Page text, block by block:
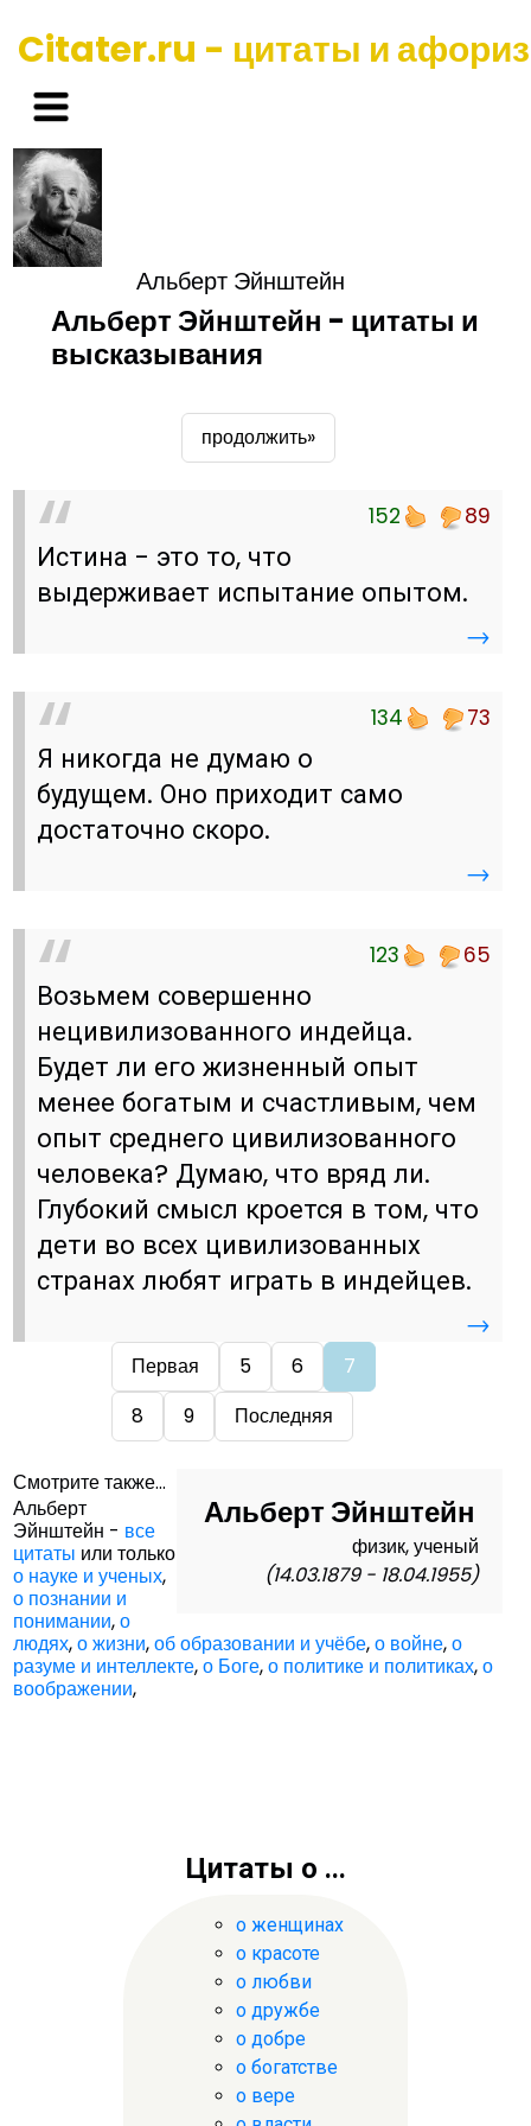
Citater.ru - цитаты и
Альберт Эйнштейн
Альберт Эйнштейн - цитаты и
высказывания
продолжить»
152 89
Истина - это то, что
выдерживает испытание опытом.
→
134 73
Я никогда не думаю о
будущем. Оно приходит само
достаточно скоро.
→
123 65
Возьмем совершенно
нецивилизованного индейца.
Будет ли его жизненный опыт
менее богатым и счастливым, чем
опыт среднего цивилизованного
человека? Думаю, что вряд ли.
Глубокий смысл кроется в том, что
дети во всех цивилизованных
странах любят играть в индейцев.
→
Первая 5 6
7
8
9 Последняя
Альберт Эйнштейн
физик, ученый
(14.03.1879 - 18.04.1955)
Смотрите также...
Альберт
Эйнштейн - все
цитаты или только
о науке и ученых,
о познании и
понимании,о
людях,о жизни,об образовании и учёбе,о войне,о
разуме и интеллекте,о Боге,о политике и политиках,о
воображении,
Цитаты о ...
о женщинах
о красоте
о любви
о дружбе
о добре
о богатстве
о вере